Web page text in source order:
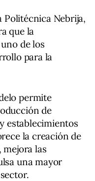
Politécnica Nebrija,
que la
de los
para la
permite
de
establecimientos
la creación de
mejora las
una mayor